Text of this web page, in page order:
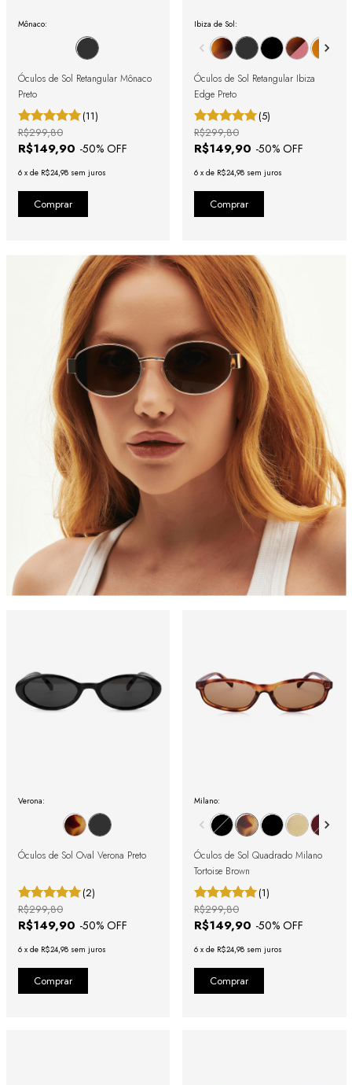
Mônaco:
Óculos de Sol Retangular Mônaco
Preto
(11)
R$149,90 -50% OFF
R$299,80
6 x de R$24,98 sem juros
Ibiza de Sol:
Óculos de Sol Retangular Ibiza
Edge Preto
(5)
R$149,90 -50% OFF
R$299,80
6 x de R$24,98 sem juros
Verona:
Óculos de Sol Oval Verona Preto
(2)
R$149,90 -50% OFF
R$299,80
6 x de R$24,98 sem juros
Milano:
Óculos de Sol Quadrado Milano
Tortoise Brown
(1)
R$149,90 -50% OFF
R$299,80
6 x de R$24,98 sem juros